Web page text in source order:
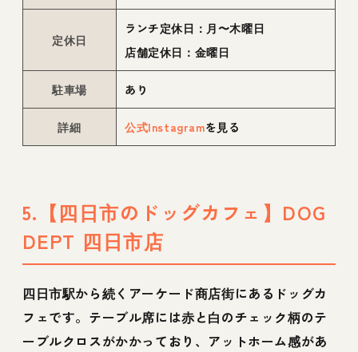
定休日
ランチ定休日：月〜木曜日
店舗定休日：金曜日
駐車場 あり
詳細 公式Instagramを見る
5.【四日市のドッグカフェ】DOG
DEPT 四日市店
四日市駅から続くアーケード商店街にあるドッグカ
フェです。テーブル席には赤と白のチェック柄のテ
ーブルクロスがかかっており、アットホーム感があ